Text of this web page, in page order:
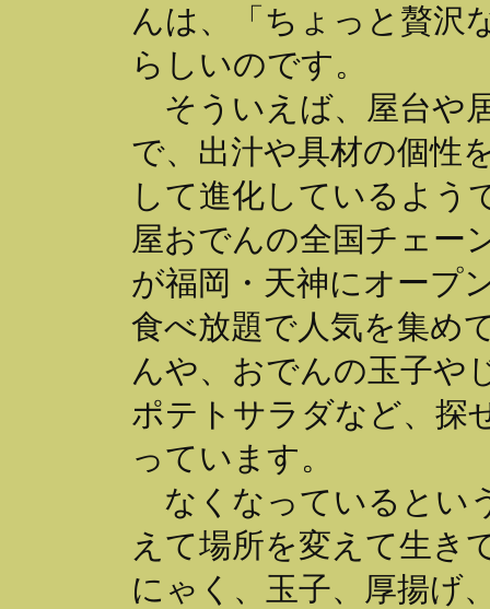
んは、「ちょっと贅沢
らしいのです。
そういえば、屋台や
で、出汁や具材の個性
して進化しているよう
屋おでんの全国チェー
が福岡・天神にオープ
食べ放題で人気を集め
んや、おでんの玉子や
ポテトサラダなど、探
っています。
なくなっているとい
えて場所を変えて生き
にゃく、玉子、厚揚